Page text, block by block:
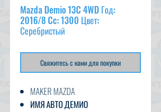
Mazda Demio 13C 4WD Год:
2016/8 Cc: 1300 Цвет:
Серебристый
Свяжитесь с нами для покупки
MAKER MAZDA
ИМЯ АВТО ДЕМИО